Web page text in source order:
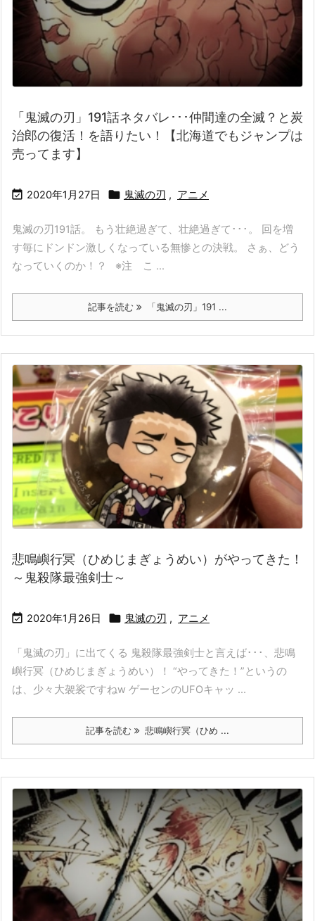
「鬼滅の刃」191話ネタバレ･･･仲間達の全滅？と炭
治郎の復活！を語りたい！【北海道でもジャンプは
売ってます】
 2020年1月27日  鬼滅の刃 , アニメ
鬼滅の刃191話。 もう壮絶過ぎて、壮絶過ぎて･･･。 回を増
す毎にドンドン激しくなっている無惨との決戦。 さぁ、どう
なっていくのか！？ ※注 こ ...
記事を読む 「鬼滅の刃」191 ...
悲鳴嶼行冥（ひめじまぎょうめい）がやってきた！
～鬼殺隊最強剣士～
 2020年1月26日  鬼滅の刃 , アニメ
「鬼滅の刃」に出てくる 鬼殺隊最強剣士と言えば･･･、悲鳴
嶼行冥（ひめじまぎょうめい）！ “やってきた！”というの
は、少々大袈裟ですねw ゲーセンのUFOキャッ ...
記事を読む 悲鳴嶼行冥（ひめ ...